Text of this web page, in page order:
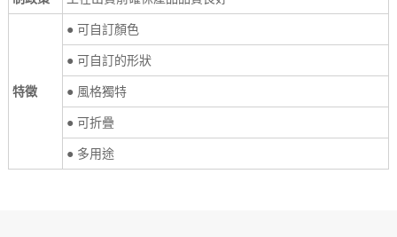
特徵
● 可自訂顏色
● 可自訂的形狀
● 風格獨特
● 可折疊
● 多用途